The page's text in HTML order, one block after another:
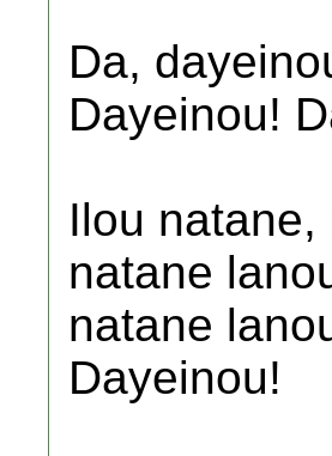
Da,
Dayeinou!
Ilou
natane
natane
Dayeinou!